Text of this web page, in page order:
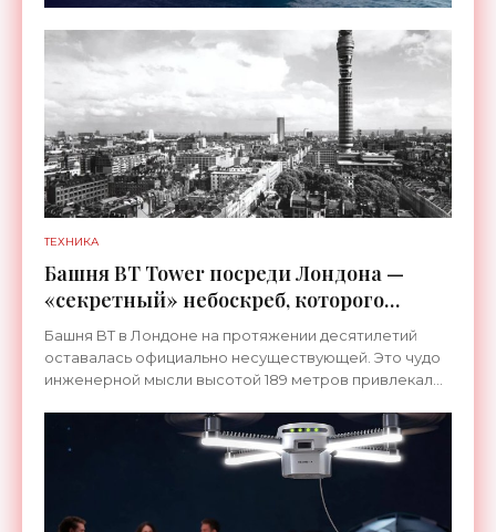
ТЕХНИКА
Башня BT Tower посреди Лондона —
«секретный» небоскреб, которого
никогда не существовало -
«Технологии»
Башня BT в Лондоне на протяжении десятилетий
оставалась официально несуществующей. Это чудо
инженерной мысли высотой 189 метров привлекало
королевской